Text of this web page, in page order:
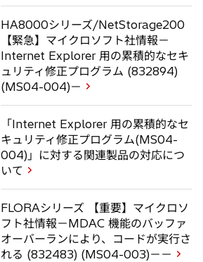
HA8000シリーズ/NetStorage200
【緊急】マイクロソフト社情報－
Internet Explorer 用の累積的なセキ
ュリティ修正プログラム (832894)
(MS04-004)－
「Internet Explorer 用の累積的なセ
キュリティ修正プログラム(MS04-
004)」に対する関連製品の対応につ
いて
FLORAシリーズ 【重要】マイクロソ
フト社情報－MDAC 機能のバッファ
オーバーランにより、コードが実行さ
れる (832483) (MS04-003)－－